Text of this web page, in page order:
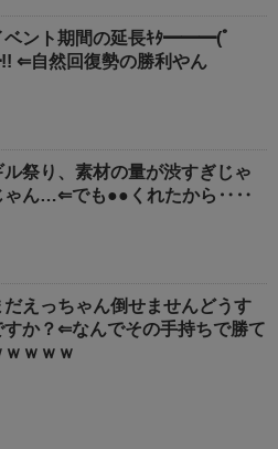
ベント期間の延長ｷﾀ━━━(ﾟ
自然回復勢の勝利やん
ル祭り、素材の量が渋すぎじゃ
ゃん…⇐でも●●くれたから‥‥
だえっちゃん倒せませんどうす
すか？⇐なんでその手持ちで勝て
ｗｗｗ